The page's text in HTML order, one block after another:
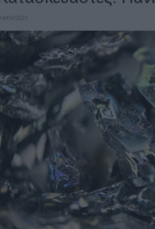
14/06/2025